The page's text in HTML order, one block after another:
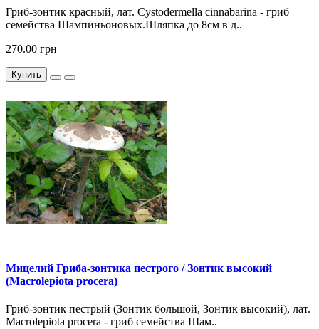
Гриб-зонтик красный, лат. Cystodermella cinnabarina - гриб
семейства Шампиньоновых.Шляпка до 8см в д..
270.00 грн
Купить
Мицелий Гриба-зонтика пестрого / Зонтик высокий
(Macrolepiota procera)
Гриб-зонтик пестрый (Зонтик большой, Зонтик высокий), лат.
Macrolepiota procera - гриб семейства Шам..